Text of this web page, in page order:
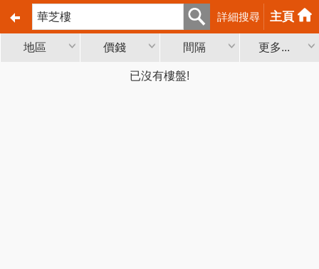
詳細搜尋 主頁
地區 價錢 間隔 更多...
已沒有樓盤!